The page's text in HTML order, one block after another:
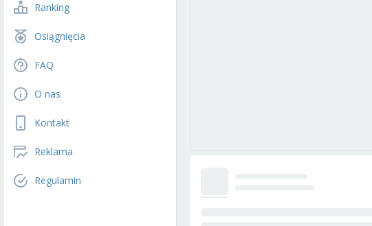
Ranking
Osiągnięcia
FAQ
O nas
Kontakt
Reklama
Regulamin